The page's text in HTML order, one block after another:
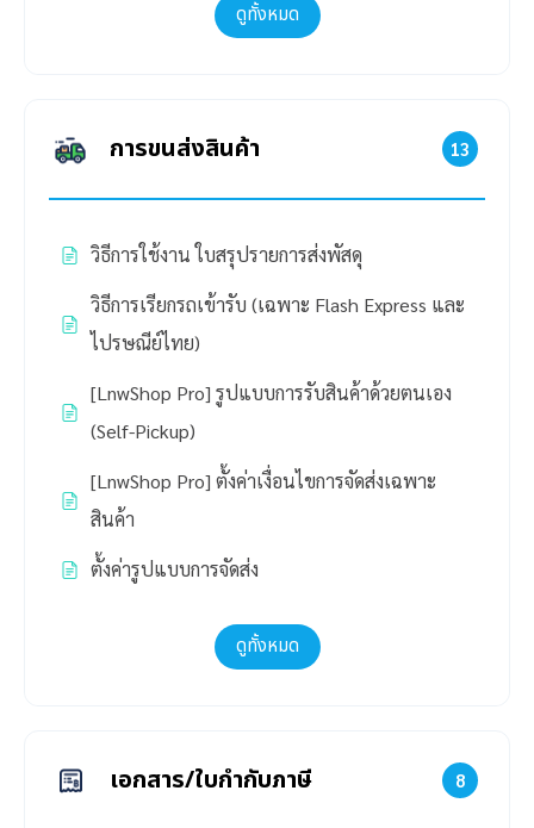
ดูทั้งหมด
การขนส่งสินค้า 13
วิธีการใช้งาน ใบสรุปรายการส่งพัสดุ
วิธีการเรียกรถเข้ารับ (เฉพาะ Flash Express และ
ไปรษณีย์ไทย)
[LnwShop Pro] รูปแบบการรับสินค้าด้วยตนเอง
(Self-Pickup)
[LnwShop Pro] ตั้งค่าเงื่อนไขการจัดส่งเฉพาะ
สินค้า
ตั้งค่ารูปแบบการจัดส่ง
ดูทั้งหมด
เอกสาร/ใบกำกับภาษี 8